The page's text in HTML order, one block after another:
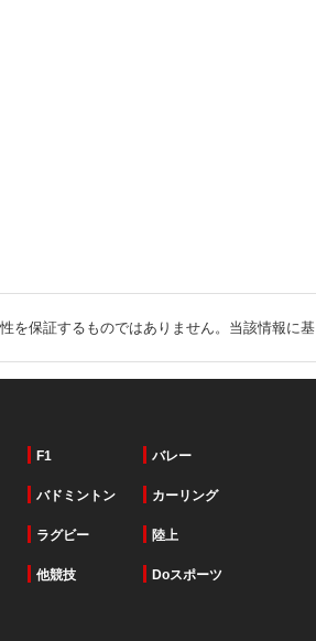
を保証するものではありません。当該情報に基
F1 バレー
バドミントン カーリング
ラグビー 陸上
他競技 Doスポーツ